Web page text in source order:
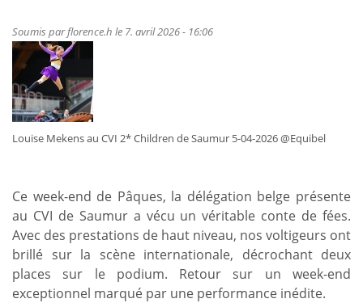
le
belge
Soumis parflorence.h le 7. avril 2026 - 16:06
Louise Mekens au CVI 2* Children de Saumur 5-04-2026 @Equibel
Ce week-end de Pâques, la délégation belge présente
au CVI de Saumur a vécu un véritable conte de fées.
Avec des prestations de haut niveau, nos voltigeurs ont
brillé sur la scène internationale, décrochant deux
places sur le podium. Retour sur un week-end
exceptionnel marqué par une performance inédite.